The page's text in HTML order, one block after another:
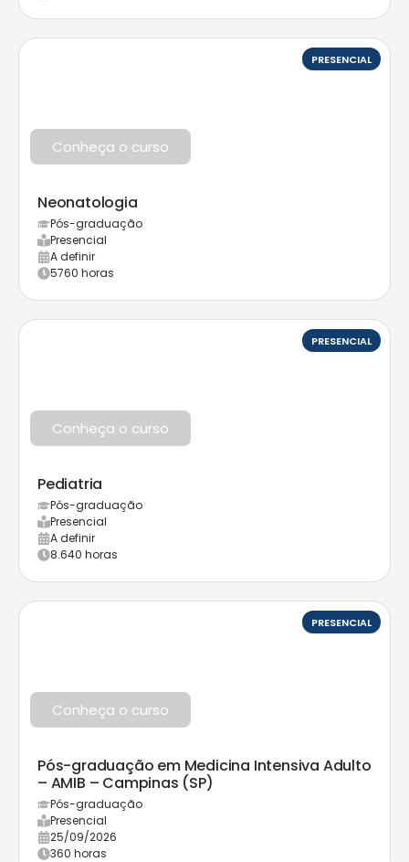
Conheça o curso
PRESENCIAL
Neonatologia
Pós-graduação
Presencial
A definir
5760 horas
Conheça o curso
PRESENCIAL
Pediatria
Pós-graduação
Presencial
A definir
8.640 horas
Conheça o curso
PRESENCIAL
Pós-graduação em Medicina Intensiva Adulto
– AMIB – Campinas (SP)
Pós-graduação
Presencial
25/09/2026
360 horas